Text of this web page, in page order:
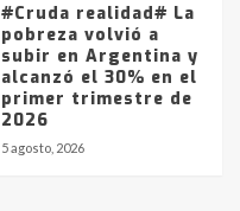
#Cruda realidad# La
pobreza volvió a
subir en Argentina y
alcanzó el 30% en el
primer trimestre de
2026
5 agosto, 2026